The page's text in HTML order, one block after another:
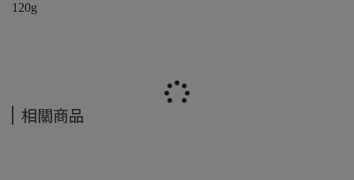
120g
相關商品